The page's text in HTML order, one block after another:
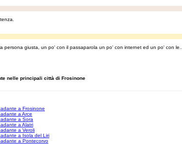
giusta, un po' con il passaparola un po' con internet ed un po' con le...
nelle principali città di Frosinone
a Frosinone
a Arce
a Sora
a Alatri
a Veroli
a Isola del Liri
a Pontecorvo